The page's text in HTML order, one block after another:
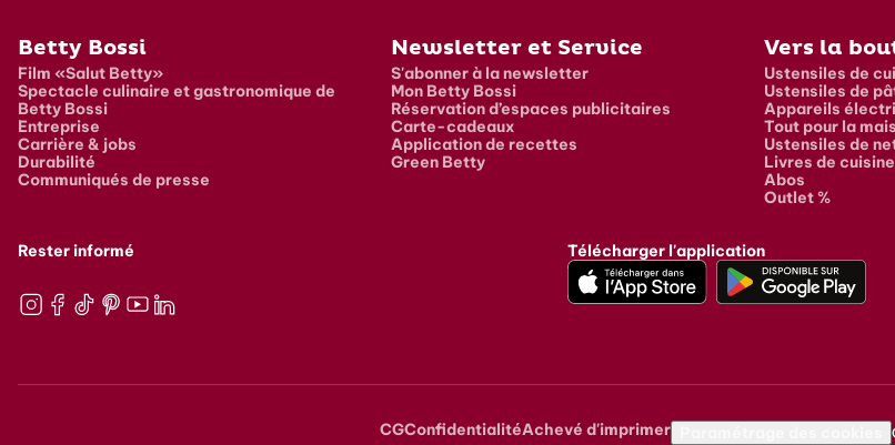
Pied de page
Betty Bossi
Film «Salut Betty»
Spectacle culinaire et gastronomique de
Betty Bossi
Entreprise
Carrière & jobs
Durabilité
Communiqués de presse
Newsletter et Service
S'abonner à la newsletter
Mon Betty Bossi
Réservation d’espaces publicitaires
Carte-cadeaux
Application de recettes
Green Betty
Vers la
Ustensiles de
Ustensiles de
Appareils
Tout pour la
Ustensiles de
Livres de cuisine
Abos
Outlet %
Rester informé Télécharger l'application
Metanavigation
CGConfidentialitéAchevé d'imprimer